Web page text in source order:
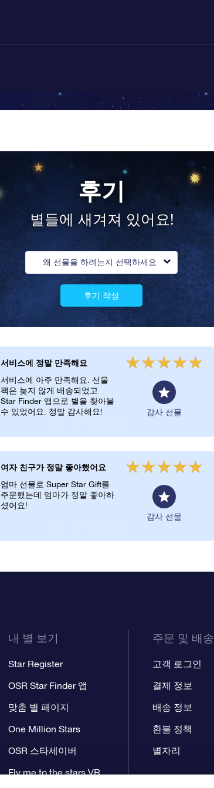
후기
별들에 새겨져 있어요!
왜 선물을 하려는지 선택하세요
후기 작성
서비스에 정말 만족해요
서비스에 아주 만족해요. 선물
팩은 늦지 않게 배송되었고
Star Finder 앱으로 별을 찾아볼
수 있었어요. 정말 감사해요!
감사 선물
여자 친구가 정말 좋아했어요
엄마 선물로 Super Star Gift를
주문했는데 엄마가 정말 좋아하
셨어요!
감사 선물
내 별 보기
Star Register
OSR Star Finder 앱
맞춤 별 페이지
One Million Stars
OSR 스타세이버
Fly me to the stars VR
주문 및 배송
고객 로그인
결제 정보
배송 정보
환불 정책
별자리